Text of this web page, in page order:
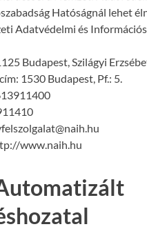
Hatóságnál lehet
Adatvédelmi és
Budapest, Szilágyi
1530 Budapest, Pf.: 5.
www.naih.hu